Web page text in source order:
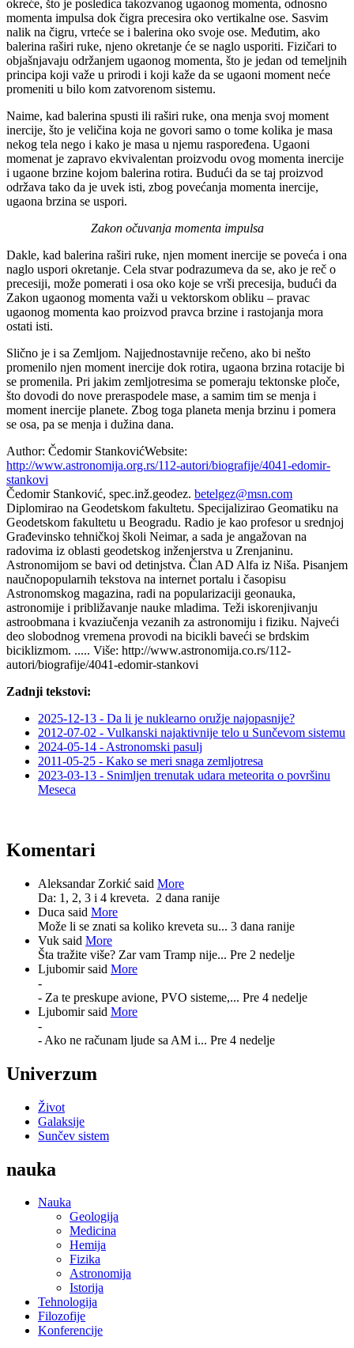
okreće, što je posledica takozvanog ugaonog momenta, odnosno
momenta impulsa dok čigra precesira oko vertikalne ose. Sasvim
nalik na čigru, vrteće se i balerina oko svoje ose. Međutim, ako
balerina raširi ruke, njeno okretanje će se naglo usporiti. Fizičari to
objašnjavaju održanjem ugaonog momenta, što je jedan od temeljnih
principa koji važe u prirodi i koji kaže da se ugaoni moment neće
promeniti u bilo kom zatvorenom sistemu.
Naime, kad balerina spusti ili raširi ruke, ona menja svoj moment
inercije, što je veličina koja ne govori samo o tome kolika je masa
nekog tela nego i kako je masa u njemu raspoređena. Ugaoni
momenat je zapravo ekvivalentan proizvodu ovog momenta inercije
i ugaone brzine kojom balerina rotira. Budući da se taj proizvod
održava tako da je uvek isti, zbog povećanja momenta inercije,
ugaona brzina se uspori.
Zakon očuvanja momenta impulsa
Dakle, kad balerina raširi ruke, njen moment inercije se poveća i ona
naglo uspori okretanje. Cela stvar podrazumeva da se, ako je reč o
precesiji, može pomerati i osa oko koje se vrši precesija, budući da
Zakon ugaonog momenta važi u vektorskom obliku – pravac
ugaonog momenta kao proizvod pravca brzine i rastojanja mora
ostati isti.
Slično je i sa Zemljom. Najjednostavnije rečeno, ako bi nešto
promenilo njen moment inercije dok rotira, ugaona brzina rotacije bi
se promenila. Pri jakim zemljotresima se pomeraju tektonske ploče,
što dovodi do nove preraspodele mase, a samim tim se menja i
moment inercije planete. Zbog toga planeta menja brzinu i pomera
se osa, pa se menja i dužina dana.
Author: Čedomir StankovićWebsite:
http://www.astronomija.org.rs/112-autori/biografije/4041-edomir-
stankovi
Čedomir Stanković, spec.inž.geodez. betelgez​@​msn.com
Diplomirao na Geodetskom fakultetu. Specijalizirao Geomatiku na
Geodetskom fakultetu u Beogradu. Radio je kao profesor u srednjoj
Građevinsko tehničkoj školi Neimar, a sada je angažovan na
radovima iz oblasti geodetskog inženjerstva u Zrenjaninu.
Astronomijom se bavi od detinjstva. Član AD Alfa iz Niša. Pisanjem
naučnopopularnih tekstova na internet portalu i časopisu
Astronomskog magazina, radi na popularizaciji geonauka,
astronomije i približavanje nauke mladima. Teži iskorenjivanju
astroobmana i kvaziučenja vezanih za astronomiju i fiziku. Najveći
deo slobodnog vremena provodi na bicikli baveći se brdskim
biciklizmom. ..... Više: http://www.astronomija.co.rs/112-
autori/biografije/4041-edomir-stankovi
Zadnji tekstovi:
2025-12-13 - Da li je nuklearno oružje najopasnije?
2012-07-02 - Vulkanski najaktivnije telo u Sunčevom sistemu
2024-05-14 - Astronomski pasulj
2011-05-25 - Kako se meri snaga zemljotresa
2023-03-13 - Snimljen trenutak udara meteorita o površinu
Meseca
Komentari
Aleksandar Zorkić said More
Da: 1, 2, 3 i 4 kreveta. 2 dana ranije
Duca said More
Može li se znati sa koliko kreveta su... 3 dana ranije
Vuk said More
Šta tražite više? Zar vam Tramp nije... Pre 2 nedelje
Ljubomir said More
-
- Za te preskupe avione, PVO sisteme,... Pre 4 nedelje
Ljubomir said More
-
- Ako ne računam ljude sa AM i... Pre 4 nedelje
Univerzum
Život
Galaksije
Sunčev sistem
nauka
Nauka
Geologija
Medicina
Hemija
Fizika
Astronomija
Istorija
Tehnologija
Filozofije
Konferencije